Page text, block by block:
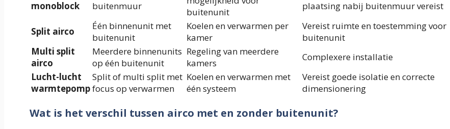
monoblock
buitenmuur
buitenunit
plaatsing nabij buitenmuur vereist
Split airco
Één binnenunit met
buitenunit
Koelen en verwarmen per
kamer
Vereist ruimte en toestemming voor
buitenunit
Multi split
airco
Meerdere binnenunits
op één buitenunit
Regeling van meerdere
kamers
Complexere installatie
Lucht-lucht
warmtepomp
Split of multi split met
focus op verwarmen
Koelen en verwarmen met
één systeem
Vereist goede isolatie en correcte
dimensionering
Wat is het verschil tussen airco met en zonder buitenunit?